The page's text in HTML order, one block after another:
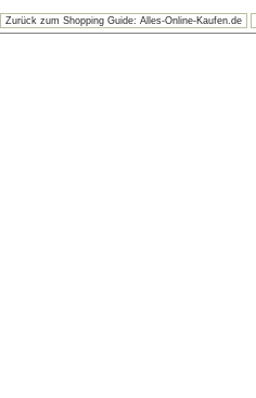
Zurück zum Shopping Guide: Alles-Online-Kaufen.de